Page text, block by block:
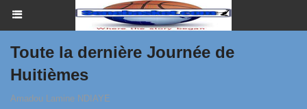
Toute la dernière Journée de
Huitièmes
Amadou Lamine NDIAYE